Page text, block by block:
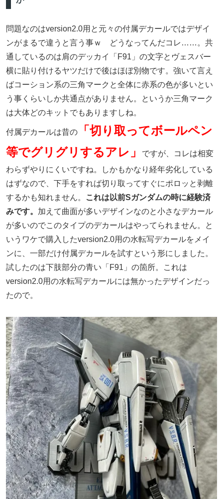
問題なのはversion2.0用と元々の付属デカールではデザイ
ンがまるで違うと言う事ｗ どうなってんだコレ……。共
通しているのは肩のデッカイ「F91」の文字とヴェスバー
横に貼り付けるヤツだけで後はほぼ別物です。強いて言え
ばコーション系の三角マークと全体に赤系の色が多いとい
う事くらいしか共通点がありません。というか三角マーク
は大体どのキットでもありますしね。
付属デカールは昔の
「切り取ってボールペン
等でグリグリするアレ」
ですが、コレは相変
わらずやりにくいですね。しかもかなり経年劣化している
はずなので、下手をすれば切り取ってすぐにポロッと剥離
するかも知れません。
これは以前Sガンダムの時に経験済
みです。 加えて曲面が多いデザインなのと小さなデカール
が多いのでこのタイプのデカールはやってられません。と
いうワケで購入したversion2.0用の水転写デカールをメイ
ンに、一部だけ付属デカールを試すという形にしました。
試したのは下肢部分の青い「F91」の箇所。これは
version2.0用の水転写デカールには無かったデザインだっ
たので。